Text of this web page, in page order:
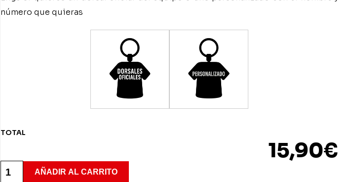
número que quieras
TOTAL
15,90€
Llavero
camisetaAÑADIR AL CARRITO